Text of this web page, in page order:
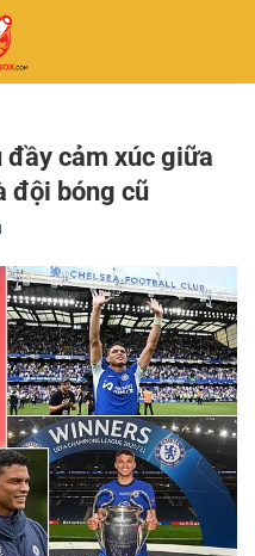
cảm xúc giữa
đội bóng cũ